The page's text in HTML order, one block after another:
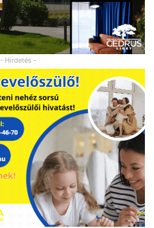
- Hirdetés -